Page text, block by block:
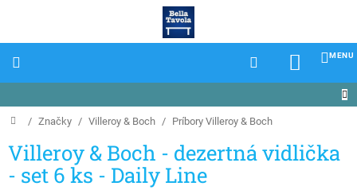
Domov
/ Značky / Villeroy & Boch / Príbory Villeroy & Boch
Villeroy & Boch - dezertná vidlička
- set 6 ks - Daily Line